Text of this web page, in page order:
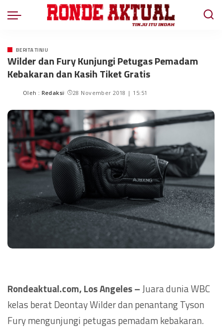
BERITA TINJU
Wilder dan Fury Kunjungi Petugas Pemadam
Kebakaran dan Kasih Tiket Gratis
Oleh : Redaksi 28 November 2018 | 15:51
Rondeaktual.com, Los Angeles – Juara dunia WBC
kelas berat Deontay Wilder dan penantang Tyson
Fury mengunjungi petugas pemadam kebakaran.